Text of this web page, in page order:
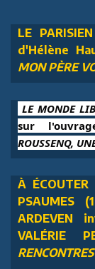
LE
d'Hélène
MON PÈRE
LE MONDE
sur
ROUSSENQ,
À
ARDEVEN
VALÉRIE